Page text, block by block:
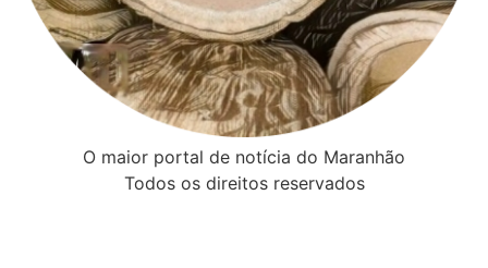
O maior portal de notícia do Maranhão
Todos os direitos reservados